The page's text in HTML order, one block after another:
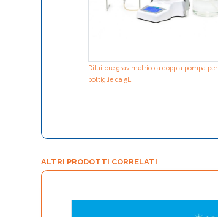
Diluitore gravimetrico a doppia pompa per
bottiglie da 5L,
ALTRI PRODOTTI CORRELATI